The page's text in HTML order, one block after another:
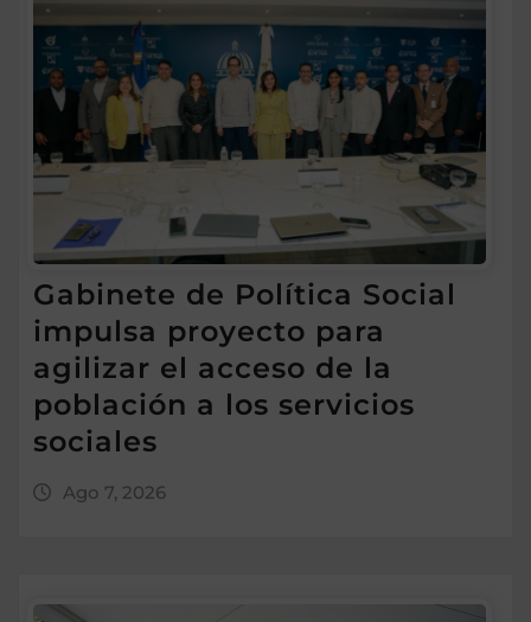
Gabinete de Política Social
impulsa proyecto para
agilizar el acceso de la
población a los servicios
sociales
Ago 7, 2026